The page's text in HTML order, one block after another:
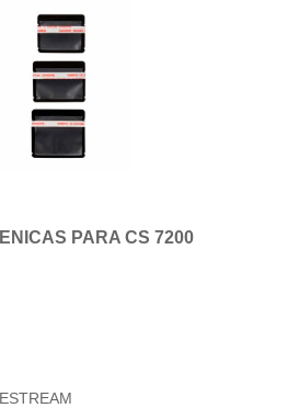
PARA CS 7200